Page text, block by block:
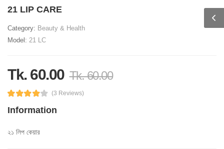
21 LIP CARE
Category: Beauty & Health
Model: 21 LC
Tk. 60.00 Tk. 60.00
(3 Reviews)
Information
২১ লিপ কেয়ার